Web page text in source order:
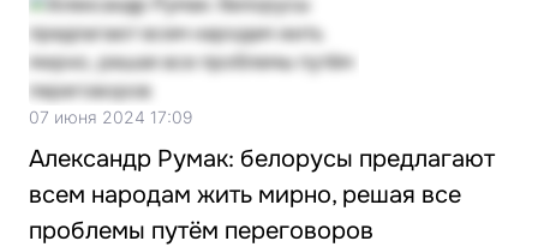
07 июня 2024 17:09
Александр Румак: белорусы предлагают
всем народам жить мирно, решая все
проблемы путём переговоров